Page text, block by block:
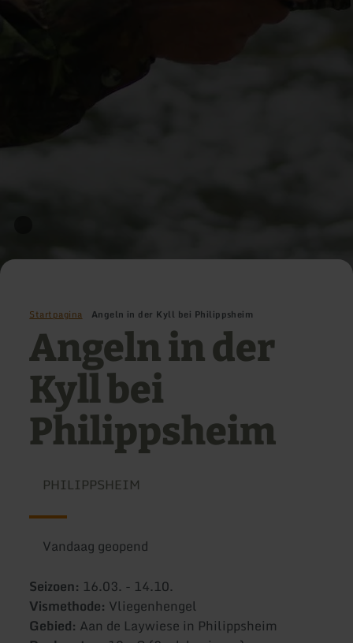
Startpagina Angeln in der Kyll bei Philippsheim
Angeln in der
Kyll bei
Philippsheim
PHILIPPSHEIM
Vandaag geopend
Seizoen: 16.03. - 14.10.
Vismethode: Vliegenhengel
Gebied: Aan de Laywiese in Philippsheim